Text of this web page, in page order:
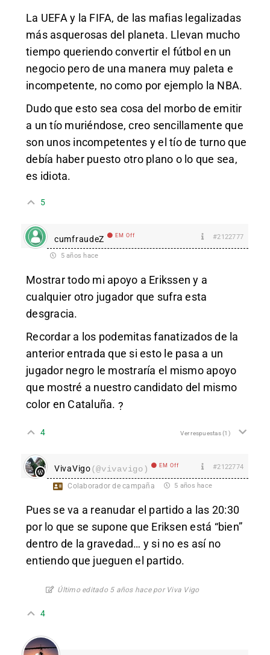
La UEFA y la FIFA, de las mafias legalizadas
más asquerosas del planeta. Llevan mucho
tiempo queriendo convertir el fútbol en un
negocio pero de una manera muy paleta e
incompetente, no como por ejemplo la NBA.
Dudo que esto sea cosa del morbo de emitir
a un tío muriéndose, creo sencillamente que
son unos incompetentes y el tío de turno que
debía haber puesto otro plano o lo que sea,
es idiota.
5
cumfraudeZ EM Off #2122777
5 años hace
Mostrar todo mi apoyo a Erikssen y a
cualquier otro jugador que sufra esta
desgracia.
Recordar a los podemitas fanatizados de la
anterior entrada que si esto le pasa a un
jugador negro le mostraría el mismo apoyo
que mostré a nuestro candidato del mismo
color en Cataluña. ?
4 Ver respuestas(1)
VivaVigo(@vivavigo) EM Off #2122774
Colaborador de campaña 5 años hace
Pues se va a reanudar el partido a las 20:30
por lo que se supone que Eriksen está “bien”
dentro de la gravedad… y si no es así no
entiendo que jueguen el partido.
Último editado 5 años hace por Viva Vigo
4